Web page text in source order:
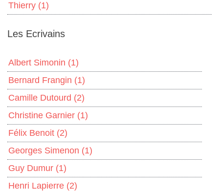
Thierry (1)
Les Ecrivains
Albert Simonin (1)
Bernard Frangin (1)
Camille Dutourd (2)
Christine Garnier (1)
Félix Benoit (2)
Georges Simenon (1)
Guy Dumur (1)
Henri Lapierre (2)